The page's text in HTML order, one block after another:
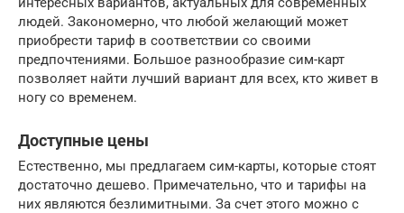
людей. Закономерно, что любой желающий может
приобрести тариф в соответствии со своими
предпочтениями. Большое разнообразие сим-карт
позволяет найти лучший вариант для всех, кто живет в
ногу со временем.
Доступные цены
Естественно, мы предлагаем сим-карты, которые стоят
достаточно дешево. Примечательно, что и тарифы на
них являются безлимитными. За счет этого можно с